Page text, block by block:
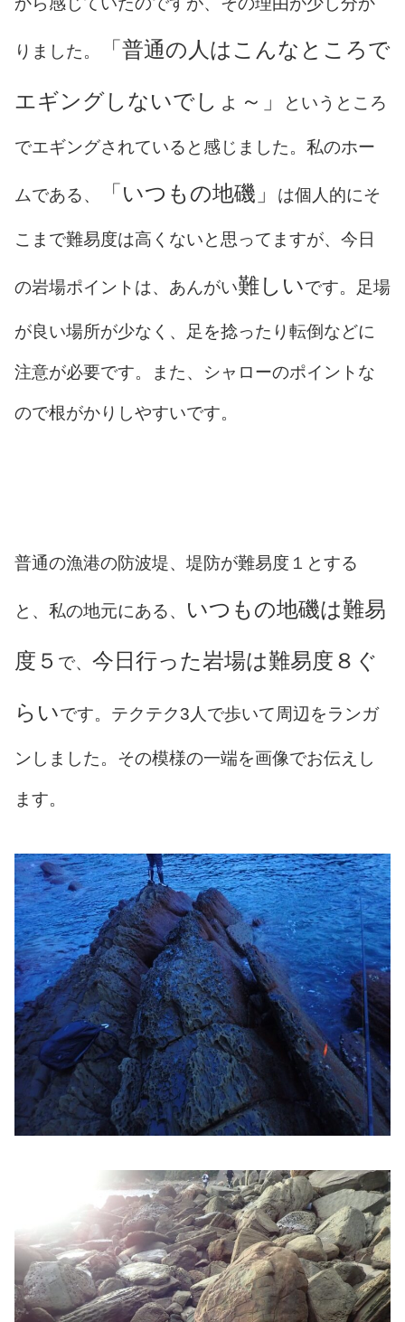
りました。 「普通の人はこんなところで
エギングしないでしょ～」 というところ
でエギングされていると感じました。私のホー
ムである、 「いつもの地磯」 は個人的にそ
こまで難易度は高くないと思ってますが、今日
の岩場ポイントは、あんがい難しいです。足場
が良い場所が少なく、足を捻ったり転倒などに
注意が必要です。また、シャローのポイントな
ので根がかりしやすいです。
普通の漁港の防波堤、堤防が難易度１とする
と、私の地元にある、 いつもの地磯は難易
度５ で、 今日行った岩場は難易度８ぐ
らいです。テクテク3人で歩いて周辺をランガ
ンしました。その模様の一端を画像でお伝えし
ます。